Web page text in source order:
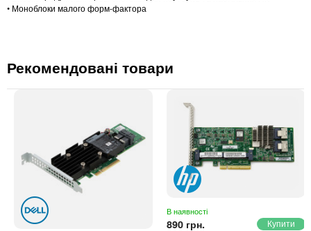
• Моноблоки малого форм-фактора
Рекомендовані товари
В наявності
890 грн.